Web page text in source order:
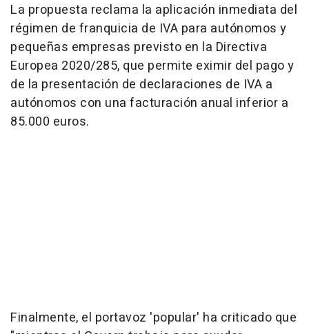
La propuesta reclama la aplicación inmediata del
régimen de franquicia de IVA para autónomos y
pequeñas empresas previsto en la Directiva
Europea 2020/285, que permite eximir del pago y
de la presentación de declaraciones de IVA a
autónomos con una facturación anual inferior a
85.000 euros.
Finalmente, el portavoz 'popular' ha criticado que